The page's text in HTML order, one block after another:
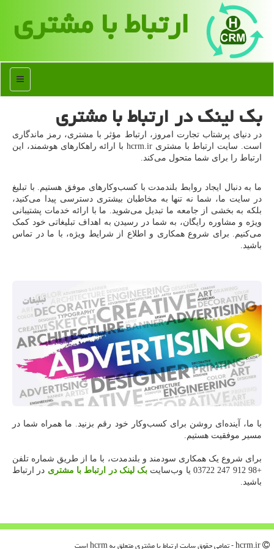
ارتباط با مشتری
منو
بک لینک در ارتباط با مشتری
در دنیای پرشتاب تجارت امروز، ارتباط مؤثر با مشتری، رمز ماندگاری
است. سایت ارتباط با مشتری hcrm.ir با ارائه راهکارهای هوشمند، این
ارتباط را برای شما متحول می‌کند.
ما به دنبال ایجاد روابط بلندمدت با کسب‌وکارهای موفق هستیم. با تبلیغ
در سایت ما، شما نه تنها به مخاطبان بیشتری دسترسی پیدا می‌کنید،
بلکه به بخشی از جامعه ما تبدیل می‌شوید. ما با ارائه خدمات پشتیبانی
ویژه و مشاوره رایگان، به شما در رسیدن به اهداف تبلیغاتی خود کمک
می‌کنیم. برای شروع همکاری و اطلاع از شرایط ویژه، با ما در تماس
باشید.
با ما، آینده‌ای روشن برای کسب‌وکار خود رقم بزنید. ما همراه شما در
مسیر موفقیت هستیم.
برای شروع یک همکاری سودمند و بلندمدت، با ما از طریق شماره تلفن
+98 912 247 03722 یا وب‌سایت
بک لینک در ارتباط با مشتری در ارتباط
باشید.